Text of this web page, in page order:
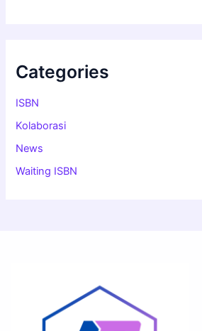
Categories
ISBN
Kolaborasi
News
Waiting ISBN